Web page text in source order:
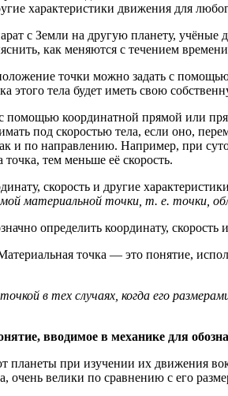
характеристики движения для
с Земли на другую планету, учёные
как меняются с течением
точки можно задать с
этого тела будет иметь свою
под скоростью тела, если оно,
и по направлению. Например, при
тем меньше её скорость.
скорость и другие
материальной точки, т. е. точки,
определить координату,
точка — это понятие,
в тех случаях, когда его
вводимое в механике для
очень велики по сравнению с его